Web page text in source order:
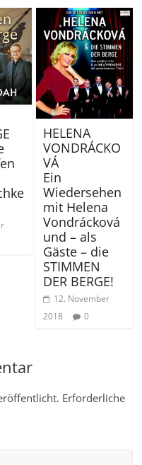
HELENA
VONDRÁCKO
VÁ
Ein
Wiedersehen
mit Helena
Vondrácková
und – als
Gäste – die
STIMMEN
DER BERGE!
12. November
2018
0
Erforderliche